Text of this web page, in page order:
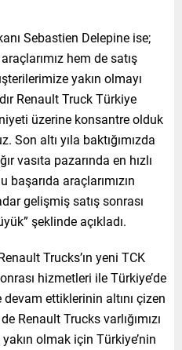
Sebastien Delepine ise;
hem de satış
yakın olmayı
Renault Truck Türkiye
üzerine konsantre olduk
Son altı yıla baktığımızda
vasıta pazarında en hızlı
araçlarımızın
gelişmiş satış sonrası
şeklinde açıkladı.
Trucks’ın yeni TCK
hizmetleri ile Türkiye’de
ettiklerinin altını çizen
Renault Trucks varlığımızı
olmak için Türkiye’nin